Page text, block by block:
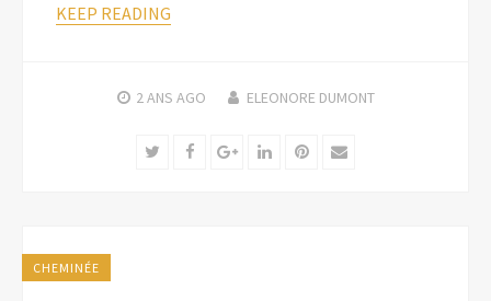
KEEP READING
2 ANS AGO ELEONORE DUMONT
TwitterFacebookGoogle+LinkedInPinterest
Email
CHEMINÉE